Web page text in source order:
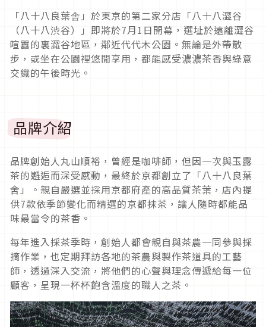
「八十八良葉舎」於東京的第二家分店「八十八澀谷
（八十八渋谷）」即將於7月1日開幕，選址於遠離澀谷
喧囂的裏澀谷地區，鄰近代代木公園。無論是外帶散
步，或坐在公園裡悠閒享用，都能感受濃濃茶香與綠意
交織的午後時光。
品牌介紹
品牌創始人丸山順裕，曾經是咖啡師，但因一次與玉露
茶的邂逅而深受感動，最終於京都創立了「八十八良葉
舍」。親自嚴選並採用京都府產的高品質茶葉，店內提
供7款依季節變化而精選的京都抹茶，讓人隨時都能品
味最當令的茶香。
每年進入採茶季時，創始人都會親自與茶農一同參與採
摘作業，也定期拜訪各地的茶農與製作茶道具的工藝
師，透過深入交流，將他們的心聲與理念傳遞給每一位
顧客，呈現一杯杯飽含溫度的職人之茶。